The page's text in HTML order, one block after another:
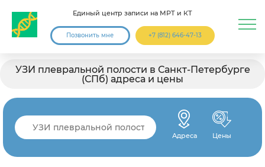
Единый центр записи на МРТ и КТ
Позвонить мне +7 (812) 646-47-13
УЗИ плевральной полости в Санкт-Петербурге
(СПб) адреса и цены
Адреса Цены